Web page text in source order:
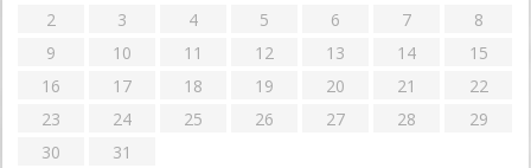
2
3 4 5 6 7
8
9
10 11 12 13 14
15
16
17 18 19 20 21
22
23
24 25 26 27 28
29
30
31